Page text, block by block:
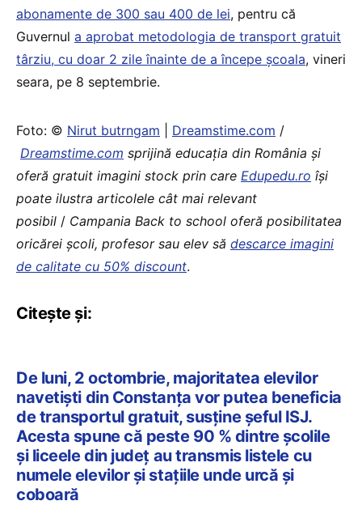
abonamente de 300 sau 400 de lei, pentru că
Guvernul a aprobat metodologia de transport gratuit
târziu, cu doar 2 zile înainte de a începe școala, vineri
seara, pe 8 septembrie.
Foto: © Nirut butrngam Dreamstime.com /
Dreamstime.com sprijină educaţia din România şi
oferă gratuit imagini stock prin care Edupedu.ro îşi
poate ilustra articolele cât mai relevant
posibil / Campania Back to school oferă posibilitatea
oricărei școli, profesor sau elev să descarce imagini
de calitate cu 50% discount.
Citește și:
De luni, 2 octombrie, majoritatea elevilor
navetiști din Constanța vor putea beneficia
de transportul gratuit, susține șeful ISJ.
Acesta spune că peste 90 % dintre școlile
și liceele din județ au transmis listele cu
numele elevilor și stațiile unde urcă și
coboară